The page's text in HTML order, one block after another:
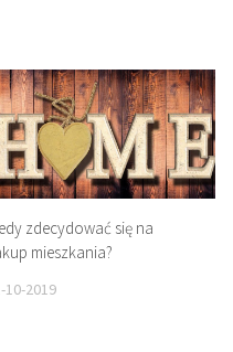
zdecydować się na
mieszkania?
10-2019